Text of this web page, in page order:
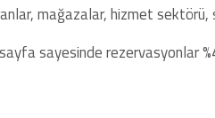
mağazalar, hizmet sektörü,
sayfa sayesinde rezervasyonlar